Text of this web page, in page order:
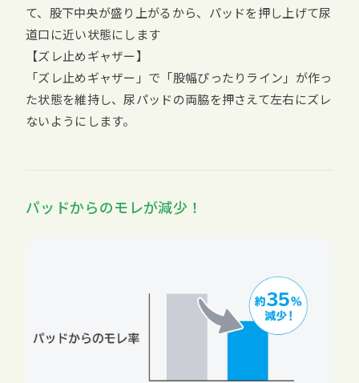
て、股下中央が盛り上がるから、パッドを押し上げて尿
道口に近い状態にします
【ズレ止めギャザー】
「ズレ止めギャザー」で「股幅ぴったりライン」が作っ
た状態を維持し、尿パッドの両脇を押さえて左右にズレ
ないようにします。
パッドからのモレが減少！